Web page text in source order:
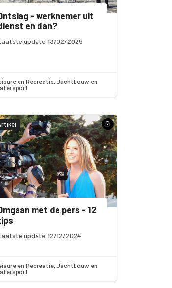
- werknemer uit
en dan?
update 13/02/2025
en Recreatie, Jachtbouw en
met de pers - 12
update 12/12/2024
en Recreatie, Jachtbouw en